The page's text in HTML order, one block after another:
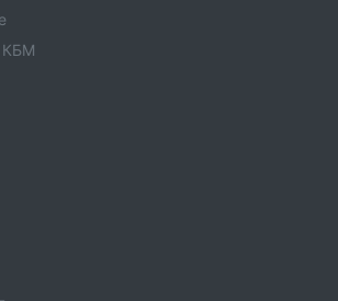
№00987. Список пунктов
оператора, телефны и адреса.
операторе технического осмотра.
№00986. Список пунктов
№00985. Список пунктов
КБМ